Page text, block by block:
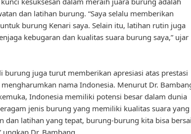
dan latihan burung. “Saya selalu memberikan
burung Kenari saya. Selain itu, latihan rutin juga
kebugaran dan kualitas suara burung saya,” ujar
burung juga turut memberikan apresiasi atas prestasi
nama Indonesia. Menurut Dr.
Indonesia memiliki potensi besar dalam dunia
jenis burung yang memiliki kualitas suara
dan latihan yang tepat, burung-burung kita bisa